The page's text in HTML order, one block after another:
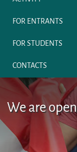
FOR ENTRANTS
FOR STUDENTS
CONTACTS
We are